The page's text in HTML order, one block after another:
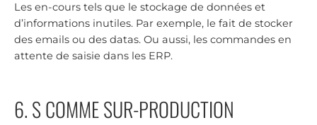
Les en-cours tels que le stockage de données et
d’informations inutiles. Par exemple, le fait de stocker
des emails ou des datas. Ou aussi, les commandes en
attente de saisie dans les ERP.
6. S COMME SUR-PRODUCTION